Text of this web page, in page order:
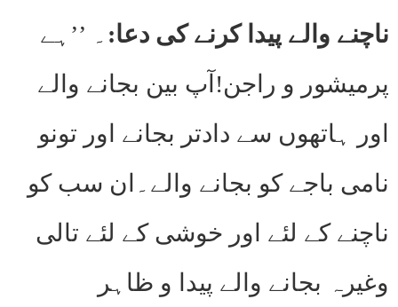
ناچنے والے پیدا کرنے کی دعا: ۔ ’’ہے
پرمیشور و راجن!آپ بین بجانے والے
اور ہاتھوں سے دادتر بجانے اور تونو
نامی باجے کو بجانے والے۔ان سب کو
ناچنے کے لئے اور خوشی کے لئے تالی
وغیرہ بجانے والے پیدا و ظاہر